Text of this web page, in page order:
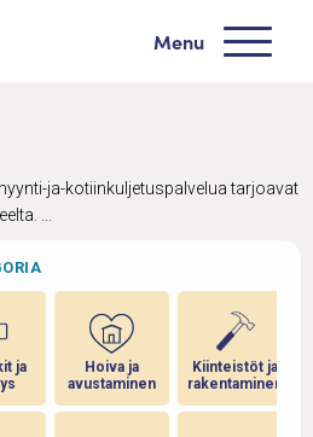
Menu
ja-kotiinkuljetuspalvelua tarjoavat
...
ja
Hoiva ja
avustaminen
Kiinteistöt ja
rakentaminen